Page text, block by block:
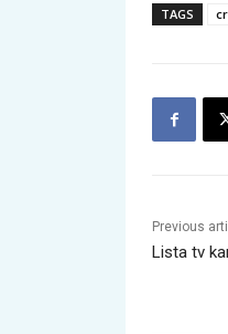
TAGS
Previous
Lista tv